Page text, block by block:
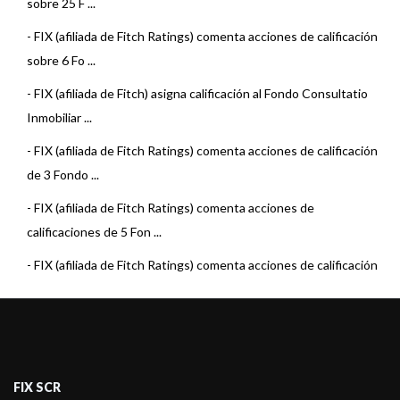
sobre 25 F ...
- FIX (afiliada de Fitch Ratings) comenta acciones de calificación
sobre 6 Fo ...
- FIX (afiliada de Fitch) asigna calificación al Fondo Consultatio
Inmobiliar ...
- FIX (afiliada de Fitch Ratings) comenta acciones de calificación
de 3 Fondo ...
- FIX (afiliada de Fitch Ratings) comenta acciones de
calificaciones de 5 Fon ...
- FIX (afiliada de Fitch Ratings) comenta acciones de calificación
- FIX SCR S.A. AGENTE DE CALIFICACION DE RIESGO
FIX SCR